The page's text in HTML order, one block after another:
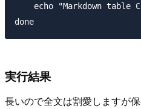
echo "Markdown table
実行結果
長いので全文は割愛しますが